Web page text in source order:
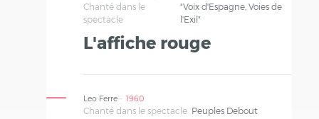
Chanté dans le
spectacle
"Voix d'Espagne, Voies de
l'Exil"
L'affiche rouge
Leo Ferre 1960
Chanté dans le spectacle Peuples Debout